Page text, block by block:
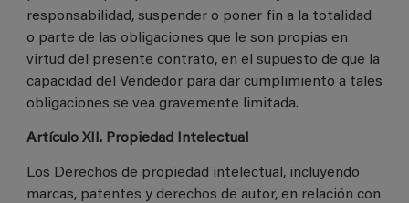
responsabilidad, suspender o poner fin a la totalidad
o parte de las obligaciones que le son propias en
virtud del presente contrato, en el supuesto de que la
capacidad del Vendedor para dar cumplimiento a tales
obligaciones se vea gravemente limitada.
Artículo XII. Propiedad Intelectual
Los Derechos de propiedad intelectual, incluyendo
marcas, patentes y derechos de autor, en relación con